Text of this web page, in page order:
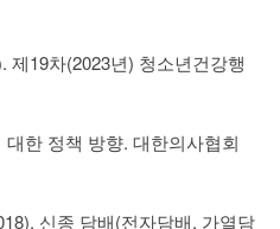
제19차(2023년) 청소년건강행
한 정책 방향. 대한의사협회
신종 담배(전자담배, 가열담